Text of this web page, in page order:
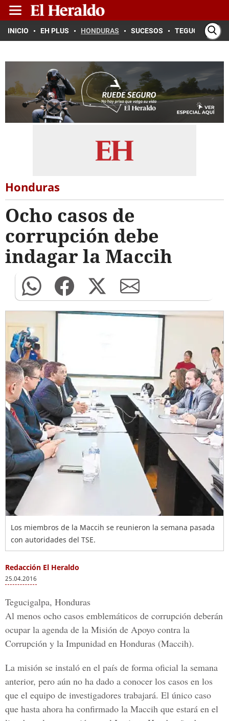
INICIO EH PLUS HONDURAS SUCESOS TEGUCIGALPA
Honduras
Ocho casos de
corrupción debe
indagar la Maccih
Los miembros de la Maccih se reunieron la semana pasada
con autoridades del TSE.
Redacción El Heraldo
25.04.2016
Tegucigalpa, Honduras
Al menos ocho casos emblemáticos de corrupción deberán
ocupar la agenda de la Misión de Apoyo contra la
Corrupción y la Impunidad en Honduras (Maccih).
La misión se instaló en el país de forma oficial la semana
anterior, pero aún no ha dado a conocer los casos en los
que el equipo de investigadores trabajará. El único caso
que hasta ahora ha confirmado la Maccih que estará en el